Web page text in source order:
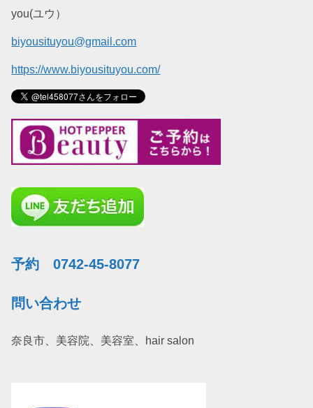
you(ユウ）
biyousituyou@gmail.com
https://www.biyousituyou.com/
予約 0742-45-8077
問い合わせ
奈良市、美容院、美容室、hair salon